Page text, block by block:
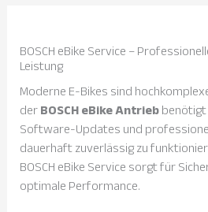
BOSCH eBike Service –
Leistung
Moderne E-Bikes sind
der BOSCH eBike Antriebbenötigt
Software-Updates und
dauerhaft zuverlässig zu
BOSCH eBike Service sorgt für
optimale Performance.